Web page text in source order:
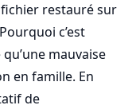
restauré sur
c’est
mauvaise
en famille. En
de